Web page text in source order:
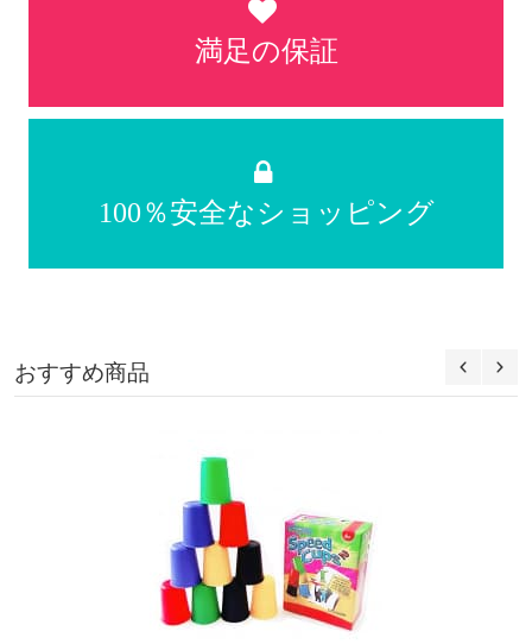
満足の保証
100％安全なショッピング
おすすめ商品